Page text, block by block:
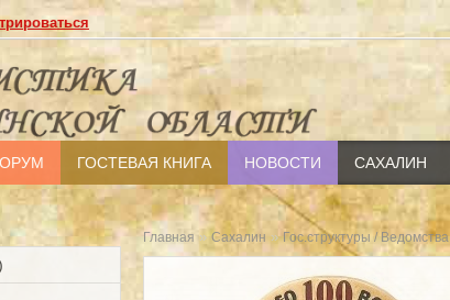
ГОСТЕВАЯ КНИГА НОВОСТИ САХАЛИН
Главная » Сахалин » Гос.структуры / Ведомства